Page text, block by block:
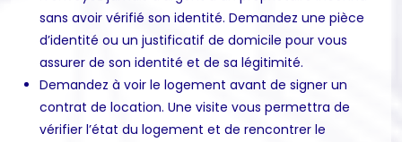
sans avoir vérifié son identité. Demandez une pièce
d’identité ou un justificatif de domicile pour vous
assurer de son identité et de sa légitimité.
Demandez à voir le logement avant de signer un
contrat de location. Une visite vous permettra de
vérifier l’état du logement et de rencontrer le